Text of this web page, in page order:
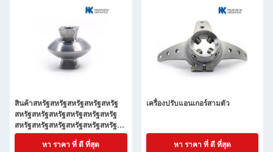
สินค้าสหรัฐสหรัฐสหรัฐสหรัฐสหรัฐ
สหรัฐสหรัฐสหรัฐสหรัฐสหรัฐสหรัฐ
สหรัฐสหรัฐสหรัฐสหรัฐสหรัฐสหรัฐ
สหรัฐสหรัฐสหรัฐสหรัฐสหรัฐสหรัฐ
สหรัฐสหรัฐสหรัฐสหรัฐสหรัฐสหรัฐ
หา ราคา ที่ ดี ที่สุด
เครื่องปรับแอนเกอร์สามตัว
หา ราคา ที่ ดี ที่สุด